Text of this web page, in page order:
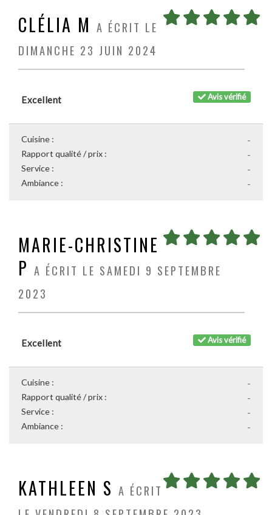
CLÉLIA M A ÉCRIT LE
DIMANCHE 23 JUIN 2024
Avis vérifié
Excellent
-
Cuisine :
-
Rapport qualité / prix :
-
Service :
-
Ambiance :
MARIE-CHRISTINE
P A ÉCRIT LE SAMEDI 9 SEPTEMBRE
2023
Avis vérifié
Excellent
-
Cuisine :
-
Rapport qualité / prix :
-
Service :
-
Ambiance :
KATHLEEN S A ÉCRIT